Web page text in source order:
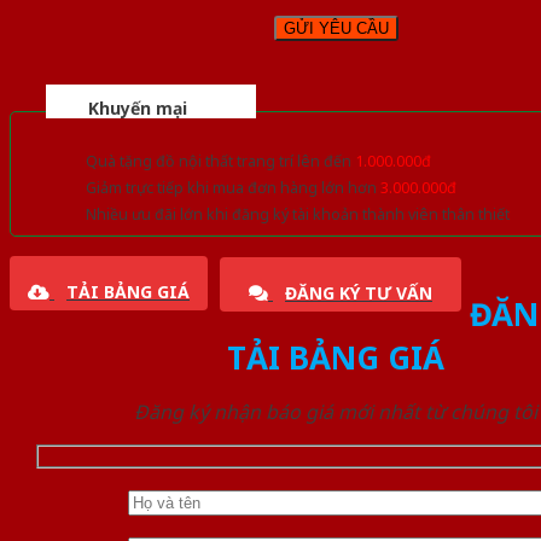
Khuyến mại
Quà tặng đồ nội thất trang trí lên đến 1.000.000đ
Giảm trực tiếp khi mua đơn hàng lớn hơn 3.000.000đ
Nhiều ưu đãi lớn khi đăng ký tài khoản thành viên thân thiết
TẢI BẢNG GIÁ ĐĂNG KÝ TƯ VẤN
TẢI BẢNG GIÁ
Đăng ký nhận báo giá mới nhất từ chúng tôi